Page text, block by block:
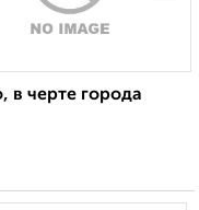
в черте города